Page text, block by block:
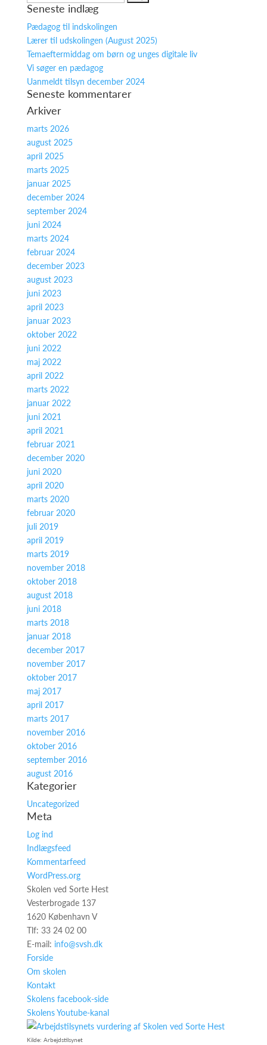
efter:
Seneste indlæg
Pædagog til indskolingen
Lærer til udskolingen (August 2025)
Temaeftermiddag om børn og unges digitale liv
Vi søger en pædagog
Uanmeldt tilsyn december 2024
Seneste kommentarer
Arkiver
marts 2026
august 2025
april 2025
marts 2025
januar 2025
december 2024
september 2024
juni 2024
marts 2024
februar 2024
december 2023
august 2023
juni 2023
april 2023
januar 2023
oktober 2022
juni 2022
maj 2022
april 2022
marts 2022
januar 2022
juni 2021
april 2021
februar 2021
december 2020
juni 2020
april 2020
marts 2020
februar 2020
juli 2019
april 2019
marts 2019
november 2018
oktober 2018
august 2018
juni 2018
marts 2018
januar 2018
december 2017
november 2017
oktober 2017
maj 2017
april 2017
marts 2017
november 2016
oktober 2016
september 2016
august 2016
Kategorier
Uncategorized
Meta
Log ind
Indlægsfeed
Kommentarfeed
WordPress.org
Skolen ved Sorte Hest
Vesterbrogade 137
1620 København V
Tlf: 33 24 02 00
E-mail: info@svsh.dk
Forside
Om skolen
Kontakt
Skolens facebook-side
Skolens Youtube-kanal
Kilde: Arbejdstilsynet